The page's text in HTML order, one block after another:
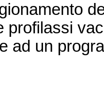
profilassi
ad un